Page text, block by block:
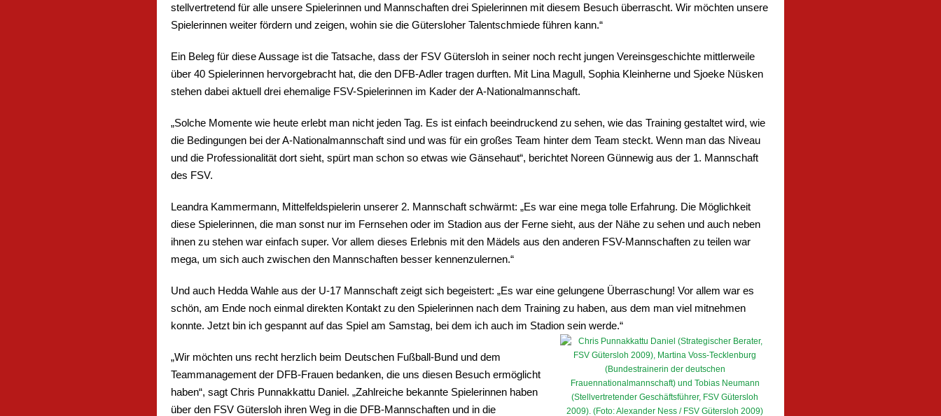
stellvertretend für alle unsere Spielerinnen und Mannschaften drei Spielerinnen mit diesem Besuch überrascht. Wir möchten unsere
Spielerinnen weiter fördern und zeigen, wohin sie die Gütersloher Talentschmiede führen kann.“
Ein Beleg für diese Aussage ist die Tatsache, dass der FSV Gütersloh in seiner noch recht jungen Vereinsgeschichte mittlerweile
über 40 Spielerinnen hervorgebracht hat, die den DFB-Adler tragen durften. Mit Lina Magull, Sophia Kleinherne und Sjoeke Nüsken
stehen dabei aktuell drei ehemalige FSV-Spielerinnen im Kader der A-Nationalmannschaft.
„Solche Momente wie heute erlebt man nicht jeden Tag. Es ist einfach beeindruckend zu sehen, wie das Training gestaltet wird, wie
die Bedingungen bei der A-Nationalmannschaft sind und was für ein großes Team hinter dem Team steckt. Wenn man das Niveau
und die Professionalität dort sieht, spürt man schon so etwas wie Gänsehaut“, berichtet Noreen Günnewig aus der 1. Mannschaft
des FSV.
Leandra Kammermann, Mittelfeldspielerin unserer 2. Mannschaft schwärmt: „Es war eine mega tolle Erfahrung. Die Möglichkeit
diese Spielerinnen, die man sonst nur im Fernsehen oder im Stadion aus der Ferne sieht, aus der Nähe zu sehen und auch neben
ihnen zu stehen war einfach super. Vor allem dieses Erlebnis mit den Mädels aus den anderen FSV-Mannschaften zu teilen war
mega, um sich auch zwischen den Mannschaften besser kennenzulernen.“
Und auch Hedda Wahle aus der U-17 Mannschaft zeigt sich begeistert: „Es war eine gelungene Überraschung! Vor allem war es
schön, am Ende noch einmal direkten Kontakt zu den Spielerinnen nach dem Training zu haben, aus dem man viel mitnehmen
konnte. Jetzt bin ich gespannt auf das Spiel am Samstag, bei dem ich auch im Stadion sein werde.“
„Wir möchten uns recht herzlich beim Deutschen Fußball-Bund und dem
Teammanagement der DFB-Frauen bedanken, die uns diesen Besuch ermöglicht
haben“, sagt Chris Punnakkattu Daniel. „Zahlreiche bekannte Spielerinnen haben
über den FSV Gütersloh ihren Weg in die DFB-Mannschaften und in die